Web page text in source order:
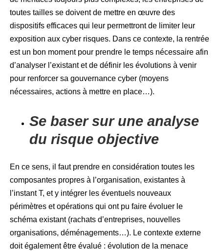
toutes tailles se doivent de mettre en œuvre des
dispositifs efficaces qui leur permettront de limiter leur
exposition aux cyber risques. Dans ce contexte, la rentrée
est un bon moment pour prendre le temps nécessaire afin
d’analyser l’existant et de définir les évolutions à venir
pour renforcer sa gouvernance cyber (moyens
nécessaires, actions à mettre en place…).
Se baser sur une analyse
du risque objective
En ce sens, il faut prendre en considération toutes les
composantes propres à l’organisation, existantes à
l’instant T, et y intégrer les éventuels nouveaux
périmètres et opérations qui ont pu faire évoluer le
schéma existant (rachats d’entreprises, nouvelles
organisations, déménagements…). Le contexte externe
doit également être évalué : évolution de la menace